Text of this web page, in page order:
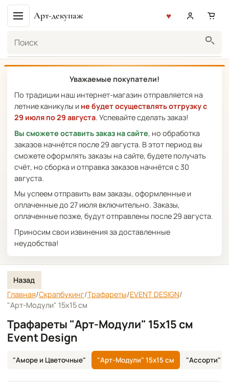
Арт-декупаж
Уважаемые покупатели!
По традиции наш интернет-магазин отправляется на
летние каникулы и не будет осуществлять отгрузку с
29 июля по 29 августа. Успевайте сделать заказ!
Вы сможете оставить заказ на сайте, но обработка
заказов начнётся после 29 августа. В этот период вы
сможете оформлять заказы на сайте, будете получать
счёт, но сборка и отправка заказов начнётся с 30
августа.
Мы успеем отправить вам заказы, оформленные и
оплаченные до 27 июля включительно. Заказы,
оплаченные позже, будут отправлены после 29 августа.
Приносим свои извинения за доставленные
неудобства!
Назад
Главная/Скрапбукинг/Трафареты/EVENT DESIGN/
"Арт-Модули" 15х15 см
Трафареты "Арт-Модули" 15х15 см
Event Design
"Аморе и Цветочные" "Арт-Модули" 15х15 см "Ассорти"